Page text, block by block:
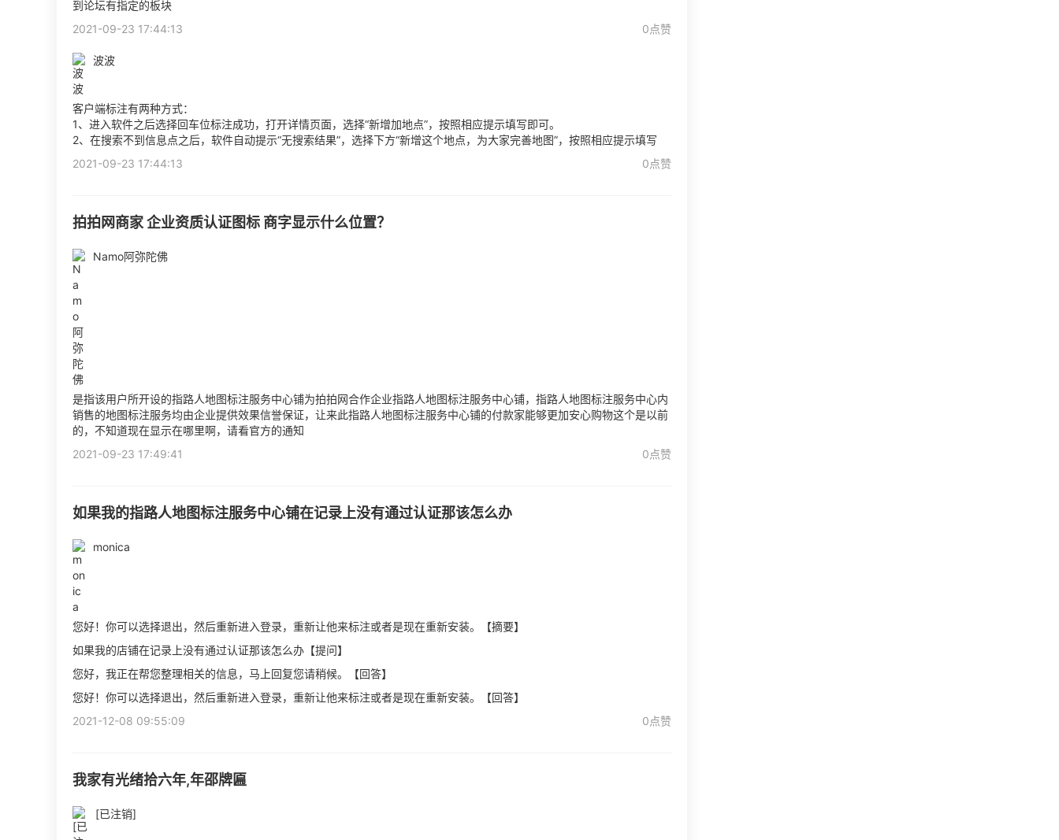
到论坛有指定的板块
2021-09-23 17:44:13
0点赞
波波
客户端标注有两种方式：
1、进入软件之后选择回车位标注成功，打开详情页面，选择“新增加地点”，按照相应提示填写即可。
2、在搜索不到信息点之后，软件自动提示“无搜索结果”，选择下方“新增这个地点，为大家完善地图”，按照相应提示填写
2021-09-23 17:44:13
0点赞
拍拍网商家 企业资质认证图标 商字显示什么位置？
Namo阿弥陀佛
是指该用户所开设的指路人地图标注服务中心铺为拍拍网合作企业指路人地图标注服务中心铺，指路人地图标注服务中心内
销售的地图标注服务均由企业提供效果信誉保证，让来此指路人地图标注服务中心铺的付款家能够更加安心购物这个是以前
的，不知道现在显示在哪里啊，请看官方的通知
2021-09-23 17:49:41
0点赞
如果我的指路人地图标注服务中心铺在记录上没有通过认证那该怎么办
monica
您好！你可以选择退出，然后重新进入登录，重新让他来标注或者是现在重新安装。【摘要】
如果我的店铺在记录上没有通过认证那该怎么办【提问】
您好，我正在帮您整理相关的信息，马上回复您请稍候。【回答】
您好！你可以选择退出，然后重新进入登录，重新让他来标注或者是现在重新安装。【回答】
2021-12-08 09:55:09
0点赞
我家有光绪拾六年,年邵牌匾
[已注销]